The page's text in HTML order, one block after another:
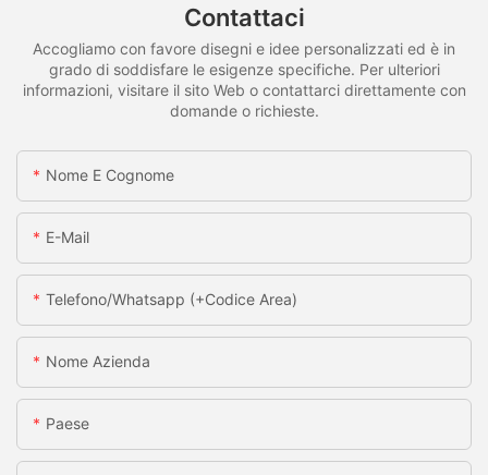
Contattaci
Accogliamo con favore disegni e idee personalizzati ed è in
grado di soddisfare le esigenze specifiche. Per ulteriori
informazioni, visitare il sito Web o contattarci direttamente con
domande o richieste.
Nome E Cognome
E-Mail
Telefono/whatsapp (+codice Area)
Nome Azienda
Paese